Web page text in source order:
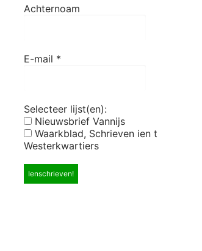
Achternoam
E-mail *
Selecteer lijst(en):
Nieuwsbrief Vannijs
Waarkblad, Schrieven ien t
Westerkwartiers